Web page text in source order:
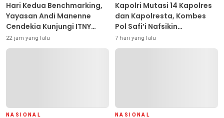
Hari Kedua Benchmarking,
Yayasan Andi Manenne
Cendekia Kunjungi ITNY
Yogyakarta
22 jam yang lalu
Kapolri Mutasi 14 Kapolres
dan Kapolresta, Kombes
Pol Safi’i Nafsikin
Mengemban Amanah
Pimpin Polresta Kendari
7 hari yang lalu
NASIONAL NASIONAL